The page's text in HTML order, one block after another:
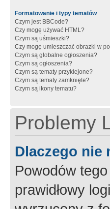
Formatowanie i typy tematów
Czym jest BBCode?
Czy mogę używać HTML?
Czym są uśmieszki?
Czy mogę umieszczać obrazki w
Czym są globalne ogłoszenia?
Czym są ogłoszenia?
Czym są tematy przyklejone?
Czym są tematy zamknięte?
Czym są ikony tematu?
Problemy
Dlaczego nie
Powodów
prawidłowy